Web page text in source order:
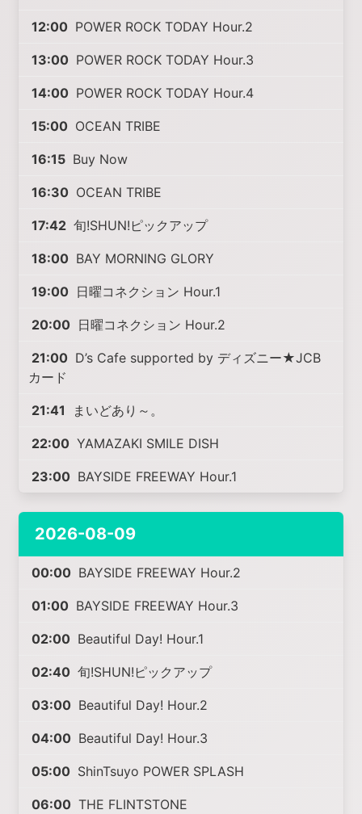
12:00 POWER ROCK TODAY Hour.2
13:00 POWER ROCK TODAY Hour.3
14:00 POWER ROCK TODAY Hour.4
15:00 OCEAN TRIBE
16:15 Buy Now
16:30 OCEAN TRIBE
17:42 旬!SHUN!ピックアップ
18:00 BAY MORNING GLORY
19:00 日曜コネクション Hour.1
20:00 日曜コネクション Hour.2
21:00 D’s Cafe supported by ディズニー★JCB
カード
21:41 まいどあり～。
22:00 YAMAZAKI SMILE DISH
23:00 BAYSIDE FREEWAY Hour.1
2026-08-09
00:00 BAYSIDE FREEWAY Hour.2
01:00 BAYSIDE FREEWAY Hour.3
02:00 Beautiful Day! Hour.1
02:40 旬!SHUN!ピックアップ
03:00 Beautiful Day! Hour.2
04:00 Beautiful Day! Hour.3
05:00 ShinTsuyo POWER SPLASH
06:00 THE FLINTSTONE